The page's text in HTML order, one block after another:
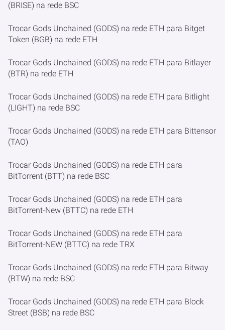
(BRISE) na rede BSC
Trocar Gods Unchained (GODS) na rede ETH para Bitget
Token (BGB) na rede ETH
Trocar Gods Unchained (GODS) na rede ETH para Bitlayer
(BTR) na rede ETH
Trocar Gods Unchained (GODS) na rede ETH para Bitlight
(LIGHT) na rede BSC
Trocar Gods Unchained (GODS) na rede ETH para Bittensor
(TAO)
Trocar Gods Unchained (GODS) na rede ETH para
BitTorrent (BTT) na rede BSC
Trocar Gods Unchained (GODS) na rede ETH para
BitTorrent-New (BTTC) na rede ETH
Trocar Gods Unchained (GODS) na rede ETH para
BitTorrent-NEW (BTTC) na rede TRX
Trocar Gods Unchained (GODS) na rede ETH para Bitway
(BTW) na rede BSC
Trocar Gods Unchained (GODS) na rede ETH para Block
Street (BSB) na rede BSC